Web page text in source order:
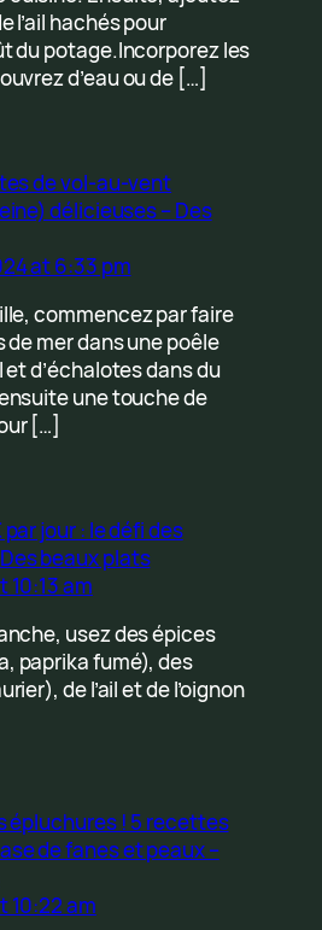
l’ail hachés pour
du potage.Incorporez les
d’eau ou de […]
de vol-au-vent
délicieuses – Des
at 6:33 pm
commencez par faire
mer dans une poêle
et d’échalotes dans du
une touche de
[…]
jour : le défi des
beaux plats
10:13 am
usez des épices
paprika fumé), des
de l’ail et de l’oignon
épluchures ! 5 recettes
de fanes et peaux –
10:22 am